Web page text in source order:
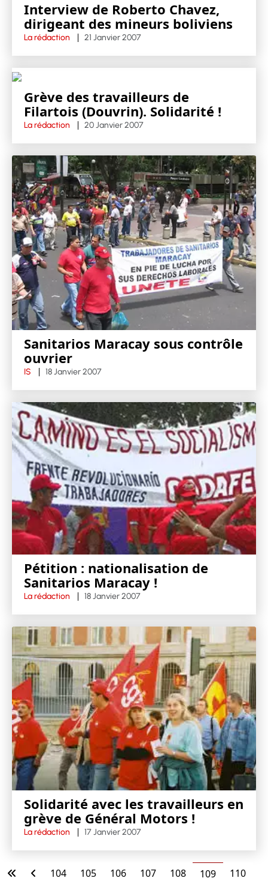
Interview de Roberto Chavez,
dirigeant des mineurs boliviens
La rédaction 21 Janvier 2007
Grève des travailleurs de
Filartois (Douvrin). Solidarité !
La rédaction 20 Janvier 2007
Sanitarios Maracay sous contrôle
ouvrier
IS 18 Janvier 2007
Pétition : nationalisation de
Sanitarios Maracay !
La rédaction 18 Janvier 2007
Solidarité avec les travailleurs en
grève de Général Motors !
La rédaction 17 Janvier 2007
104 105 106 107 108 109
110